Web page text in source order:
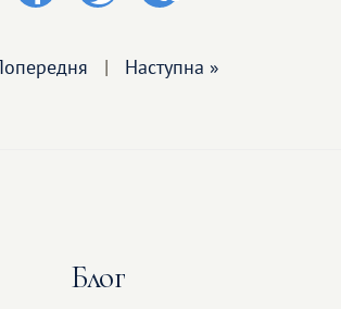
| Наступна »
Блог